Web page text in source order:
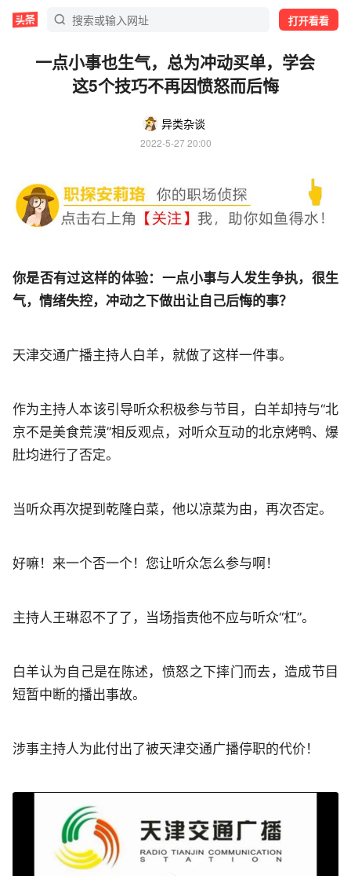
打开看看
一点小事也生气，总为冲动买单，学会
这5个技巧不再因愤怒而后悔
异类杂谈
2022-5-27 20:00
你是否有过这样的体验：一点小事与人发生争执，很生
气，情绪失控，冲动之下做出让自己后悔的事？
天津交通广播主持人白羊，就做了这样一件事。
作为主持人本该引导听众积极参与节目，白羊却持与“北
京不是美食荒漠”相反观点，对听众互动的北京烤鸭、爆
肚均进行了否定。
当听众再次提到乾隆白菜，他以凉菜为由，再次否定。
好嘛！来一个否一个！您让听众怎么参与啊！
主持人王琳忍不了了，当场指责他不应与听众“杠”。
白羊认为自己是在陈述，愤怒之下摔门而去，造成节目
短暂中断的播出事故。
涉事主持人为此付出了被天津交通广播停职的代价！